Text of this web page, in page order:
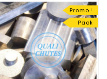
Promo !
Pack